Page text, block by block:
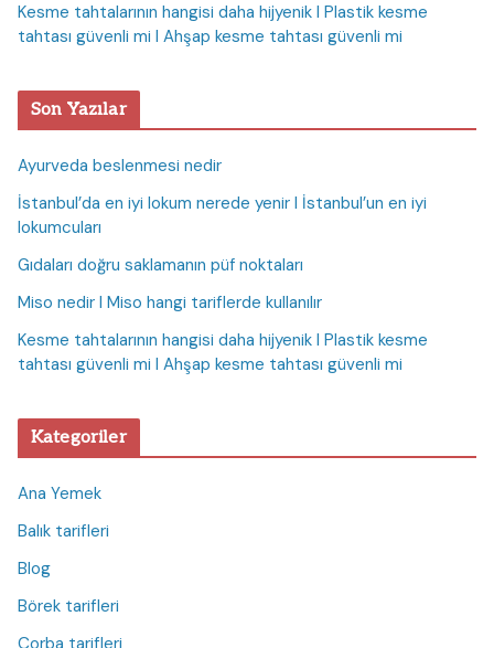
Kesme tahtalarının hangisi daha hijyenik I Plastik kesme
tahtası güvenli mi I Ahşap kesme tahtası güvenli mi
Son Yazılar
Ayurveda beslenmesi nedir
İstanbul’da en iyi lokum nerede yenir I İstanbul’un en iyi
lokumcuları
Gıdaları doğru saklamanın püf noktaları
Miso nedir I Miso hangi tariflerde kullanılır
Kesme tahtalarının hangisi daha hijyenik I Plastik kesme
tahtası güvenli mi I Ahşap kesme tahtası güvenli mi
Kategoriler
Ana Yemek
Balık tarifleri
Blog
Börek tarifleri